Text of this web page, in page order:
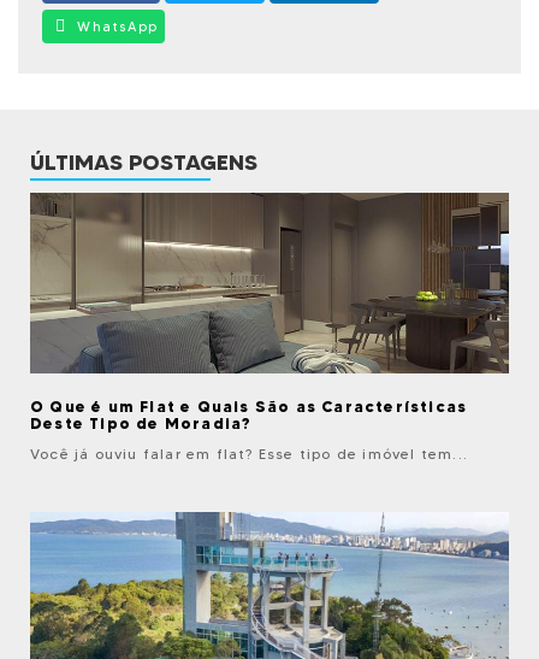
WhatsApp
ÚLTIMAS POSTAGENS
O Que é um Flat e Quais São as Características
Deste Tipo de Moradia?
Você já ouviu falar em flat? Esse tipo de imóvel tem...